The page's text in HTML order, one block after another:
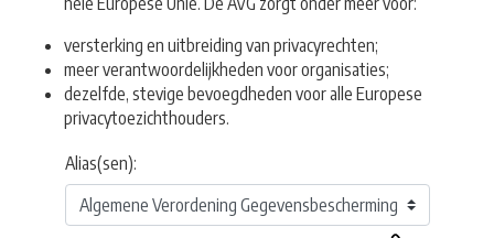
versterking en uitbreiding van privacyrechten;
meer verantwoordelijkheden voor organisaties;
dezelfde, stevige bevoegdheden voor alle Europese
privacytoezichthouders.
Alias(sen):